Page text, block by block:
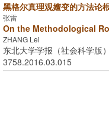
黑格尔真理观嬗变的方法论
张雷
On the Methodological
ZHANG Lei
东北大学学报（社会科学版
3758.2016.03.015